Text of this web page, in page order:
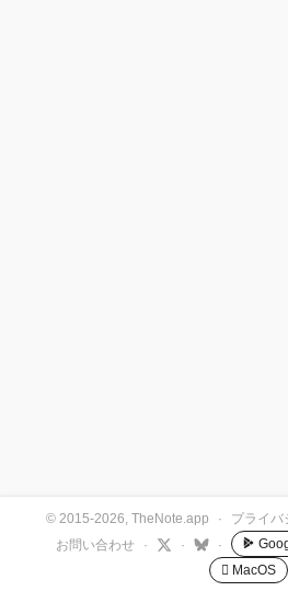
© 2015-2026, TheNote.app · プライバ
お問い合わせ
· · ·
 MacOS